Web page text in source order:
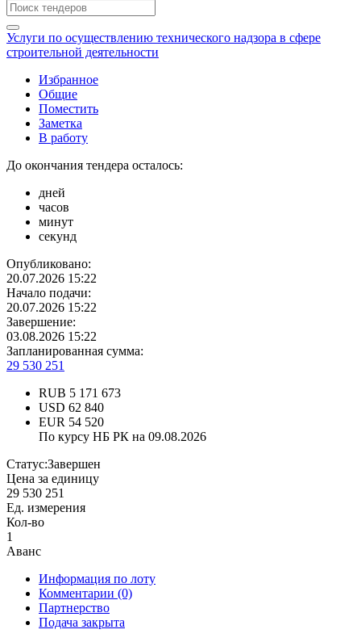
Услуги по осуществлению технического надзора в сфере
строительной деятельности
Избранное
Общие
Поместить
Заметка
В работу
До окончания тендера осталось:
дней
часов
минут
секунд
Опубликовано:
20.07.2026 15:22
Начало подачи:
20.07.2026 15:22
Завершение:
03.08.2026 15:22
Запланированная сумма:
29 530 251
RUB 5 171 673
USD 62 840
EUR 54 520
По курсу НБ РК на 09.08.2026
Статус:Завершен
Цена за единицу
29 530 251
Ед. измерения
Кол-во
1
Аванс
Информация по лоту
Комментарии (0)
Партнерство
Подача закрыта